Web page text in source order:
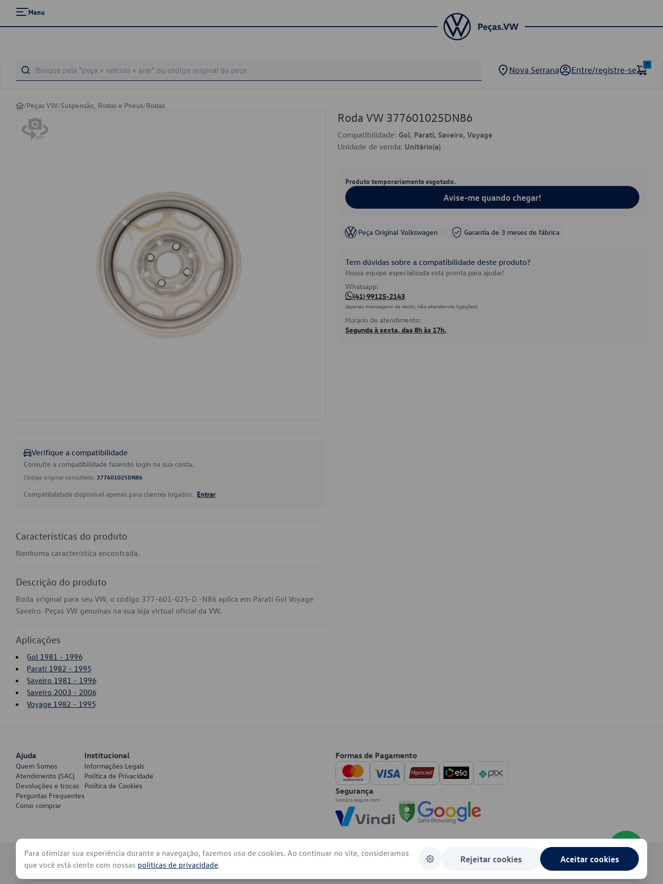
Menu
Nova Serrana Entre/registre-se
0
/Peças VW/Suspensão, Rodas e Pneus/Rodas
Verifique a compatibilidade
Consulte a compatibilidade fazendo login na sua conta.
Código original consultado: 377601025DN86
Compatibilidade disponível apenas para clientes logados. Entrar
Características do produto
Nenhuma característica encontrada.
Descrição do produto
Roda original para seu VW, o código 377-601-025-D -N86 aplica em Parati Gol Voyage
Saveiro. Peças VW genuínas na sua loja virtual oficial da VW.
Aplicações
Gol 1981 - 1996
Parati 1982 - 1995
Saveiro 1981 - 1996
Saveiro 2003 - 2006
Voyage 1982 - 1995
Roda VW 377601025DN86
Compatibilidade: Gol, Parati, Saveiro, Voyage
Unidade de venda: Unitário(a)
Produto temporariamente esgotado.
Avise-me quando chegar!
Peça Original Volkswagen Garantia de 3 meses de fábrica
Tem dúvidas sobre a compatibilidade deste produto?
Nossa equipe especializada está pronta para ajudar!
Whatsapp:
(41) 99125-2143
(apenas mensagens de texto, não atendemos ligações)
Horário de atendimento:
Segunda à sexta, das 8h às 17h.
Ajuda
Quem Somos
Atendimento (SAC)
Devoluções e trocas
Perguntas Frequentes
Como comprar
Institucional
Informações Legais
Política de Privacidade
Política de Cookies
Formas de Pagamento
Segurança
© 2026 - Volkswagen do Brasil - Todos os direitos reservados
Para otimizar sua experiência durante a navegação, fazemos uso de cookies. Ao continuar no site, consideramos
que você está ciente com nossas políticas de privacidade.
Rejeitar cookies Aceitar cookies